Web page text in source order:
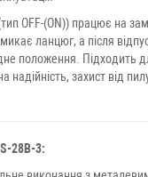
(тип OFF-(ON)) працює на
ланцюг, а після
положення. Підходить
надійність, захист від
28B-3: